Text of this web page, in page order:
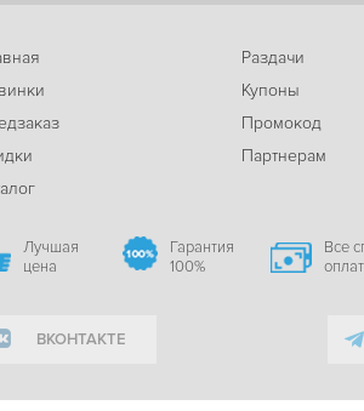
Раздачи
Купоны
Промокод
Партнерам
Лучшая
цена
Гарантия
100%
Все
ВКОНТАКТЕ